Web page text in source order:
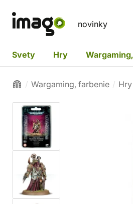
novinky
Svety Hry
Wargaming, farbenie Hry